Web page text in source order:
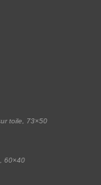
toile, 73×50
60×40